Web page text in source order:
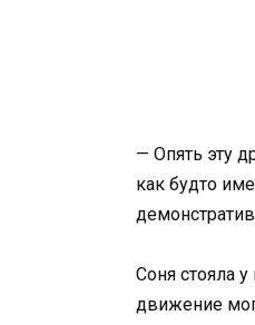
— Опять эту
как будто
Соня стояла
движение